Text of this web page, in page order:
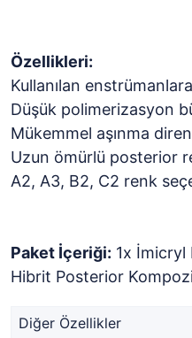
Özellikleri:
Kullanılan
Düşük polimerizasyon
Mükemmel aşınma
Uzun ömürlü posterior
A2, A3, B2, C2 renk
Paket İçeriği: 1x İmicryl
Hibrit Posterior
Diğer Özellikler